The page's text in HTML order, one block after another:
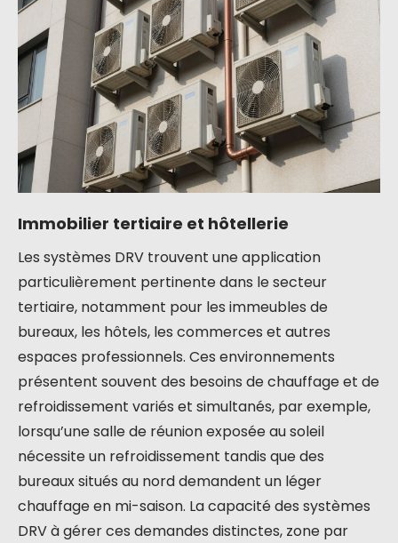
Immobilier tertiaire et hôtellerie
Les systèmes DRV trouvent une application
particulièrement pertinente dans le secteur
tertiaire, notamment pour les immeubles de
bureaux, les hôtels, les commerces et autres
espaces professionnels. Ces environnements
présentent souvent des besoins de chauffage et de
refroidissement variés et simultanés, par exemple,
lorsqu’une salle de réunion exposée au soleil
nécessite un refroidissement tandis que des
bureaux situés au nord demandent un léger
chauffage en mi-saison. La capacité des systèmes
DRV à gérer ces demandes distinctes, zone par